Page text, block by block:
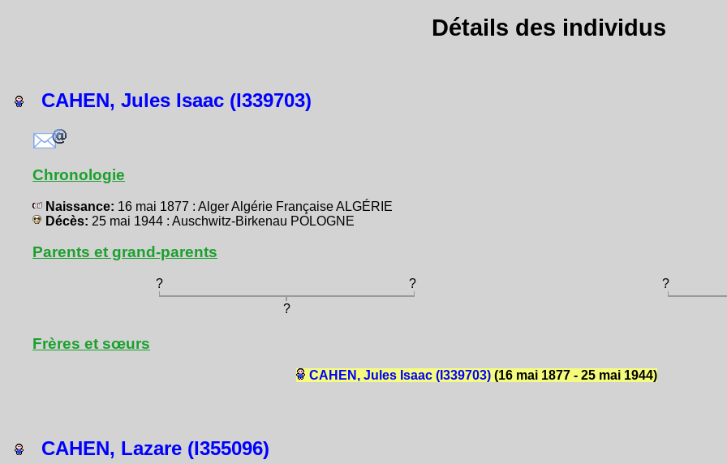
Détails des individus
CAHEN, Jules Isaac (I339703)
Chronologie
Naissance: 16 mai 1877 : Alger Algérie Française ALGÉRIE
Décès: 25 mai 1944 : Auschwitz-Birkenau POLOGNE
Parents et grand-parents
? ?
?
?
Frères et sœurs
CAHEN, Jules Isaac (I339703) (16 mai 1877 - 25 mai 1944)
CAHEN, Lazare (I355096)